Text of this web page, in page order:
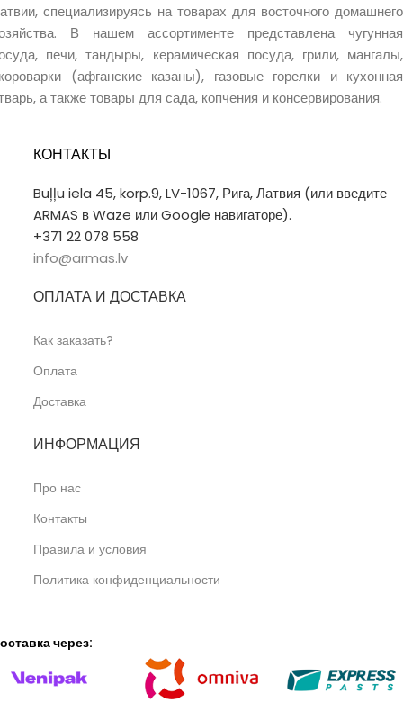
специализируясь на товарах для восточного домашнего
В нашем ассортименте представлена чугунная
печи, тандыры, керамическая посуда, грили, мангалы,
(афганские казаны), газовые горелки и кухонная
а также товары для сада, копчения и консервирования.
КОНТАКТЫ
Buļļu iela 45, korp.9, LV-1067, Рига, Латвия (или введите
ARMAS в Waze или Google навигаторе).
+371 22 078 558
info@armas.lv
ОПЛАТА И ДОСТАВКА
Как заказать?
Оплата
Доставка
ИНФОРМАЦИЯ
Про нас
Контакты
Правила и условия
Политика конфиденциальности
через: